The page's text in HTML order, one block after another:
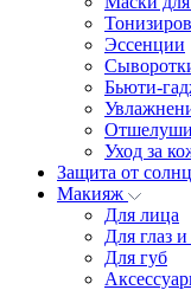
Эссенции
Бьюти-
Уход за
Защита от
Макияж
Для лица
Для глаз
Для губ